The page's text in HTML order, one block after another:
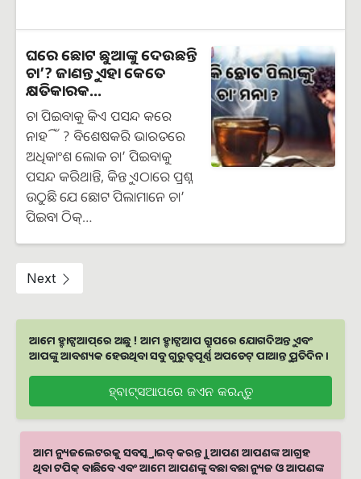
ଘରେ ଛୋଟ ଛୁଆଙ୍କୁ ଦେଉଛନ୍ତି
ଚା’? ଜାଣନ୍ତୁ ଏହା କେତେ
କ୍ଷତିକାରକ...
ଚା ପିଇବାକୁ କିଏ ପସନ୍ଦ କରେ
ନାହିଁ ? ବିଶେଷକରି ଭାରତରେ
ଅଧିକାଂଶ ଲୋକ ଚା’ ପିଇବାକୁ
ପସନ୍ଦ କରିଥାନ୍ତି, କିନ୍ତୁ ଏଠାରେ ପ୍ରଶ୍ନ
ଉଠୁଛି ଯେ ଛୋଟ ପିଲାମାନେ ଚା’
ପିଇବା ଠିକ୍…
Next
ଆମେ ହ୍ବାଟ୍ସଆପ୍‌ରେ ଅଛୁ ! ଆମ ହ୍ବାଟ୍ସଆପ ଗ୍ରୁପରେ ଯୋଗଦିଅନ୍ତୁ ଏବଂ
ଆପଙ୍କୁ ଆବଶ୍ୟକ ହେଉଥିବା ସବୁ ଗୁରୁତ୍ବପୂର୍ଣ୍ଣ ଅପଡେଟ୍‌ ପାଆନ୍ତୁ ପ୍ରତିଦିନ ।
ହ୍ବାଟ୍ସଆପରେ ଜଏନ କରନ୍ତୁ
ଆମ ନ୍ୟୁଜଲେଟରକୁ ସବସ୍କ୍ରାଇବ୍ କରନ୍ତୁ । ଆପଣ ଆପଣଙ୍କ ଆଗ୍ରହ
ଥିବା ଟପିକ୍‌ ବାଛିବେ ଏବଂ ଆମେ ଆପଣଙ୍କୁ ବଛା ବଛା ନ୍ୟୁଜ ଓ ଆପଣଙ୍କ